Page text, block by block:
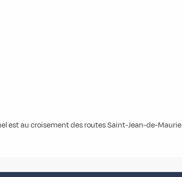
est au croisement des routes Saint-Jean-de-